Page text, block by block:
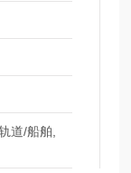
道/船舶,